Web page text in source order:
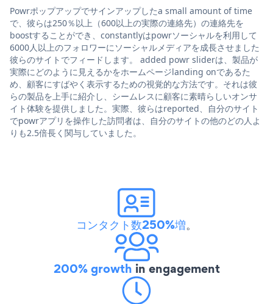
Powrポップアップでサインアップしたa small amount of time
で、彼らは250％以上（600以上の実際の連絡先）の連絡先を
boostすることができ、constantlyはpowrソーシャルを利用して
6000人以上のフォロワーにソーシャルメディアを成長させました
彼らのサイトでフィードします。 added powr sliderは、製品が
実際にどのように見えるかをホームページlanding onであるた
め、顧客にすばやく表示するための視覚的な方法です。それは彼
らの製品を上手に紹介し、シームレスに顧客に素晴らしいオンサ
イト体験を提供しました。実際、彼らはreported、自分のサイト
でpowrアプリを操作した訪問者は、自分のサイトの他のどの人よ
りも2.5倍長く関与していました。
コンタクト数250%増。
200% growth in engagement